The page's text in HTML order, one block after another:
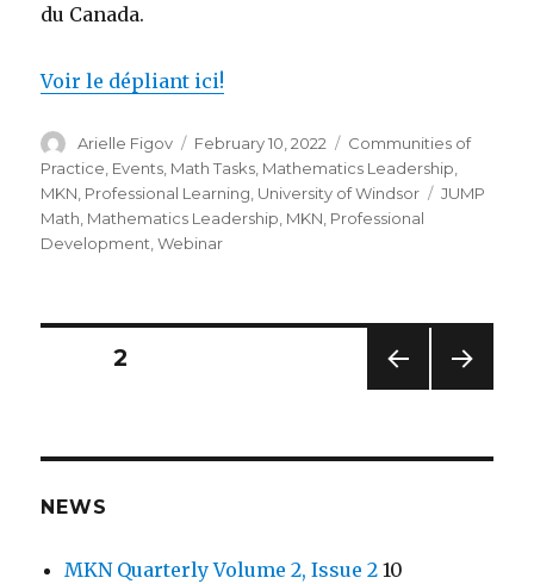
du Canada.
Voir le dépliant ici!
Author
Arielle Figov
Posted
on
February 10, 2022 Categories
Communities of
Practice, Events, Math Tasks, Mathematics Leadership,
MKN, Professional Learning, University of Windsor Tags
JUMP
Math, Mathematics Leadership, MKN, Professional
Development,Webinar
Posts
E
PAGE2
NEWS
MKN Quarterly Volume 2, Issue 2 10